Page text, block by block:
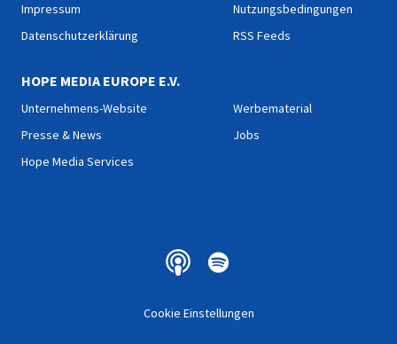
Impressum
Datenschutzerklärung
Nutzungsbedingungen
RSS Feeds
HOPE MEDIA EUROPE E.V.
Unternehmens-Website
Presse & News
Hope Media Services
Werbematerial
Jobs
Cookie Einstellungen